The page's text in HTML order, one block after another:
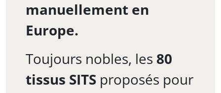
manuellement en
Europe.
Toujours nobles, les 80
tissus SITS proposés pour